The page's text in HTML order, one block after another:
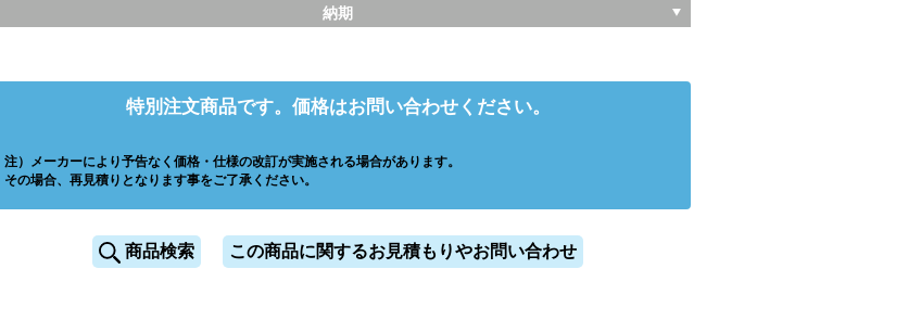
納期
特別注文商品です。価格はお問い合わせください。
注）メーカーにより予告なく価格・仕様の改訂が実施される場合があります。
その場合、再見積りとなります事をご了承ください。
商品検索 この商品に関するお見積もりやお問い合わせ